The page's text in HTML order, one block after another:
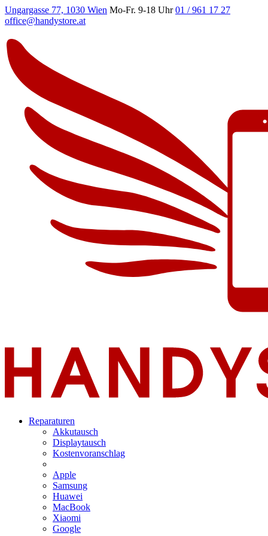
Ungargasse 77, 1030 Wien Mo-Fr. 9-18 Uhr 01 / 961 17 27
office@handystore.at
Reparaturen
Akkutausch
Displaytausch
Kostenvoranschlag
Apple
Samsung
Huawei
MacBook
Xiaomi
Google